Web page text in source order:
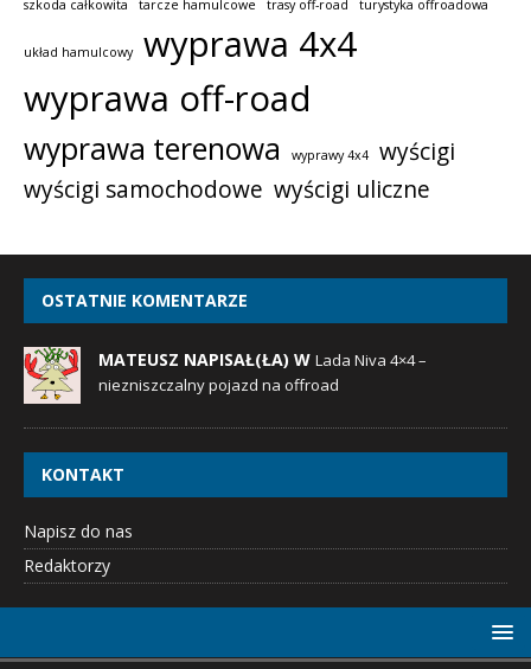
szkoda całkowita
tarcze hamulcowe trasy off-road turystyka offroadowa
układ hamulcowy
wyprawa 4x4
wyprawa off-road
wyprawa terenowa wyprawy 4x4
wyścigi
wyścigi samochodowe wyścigi uliczne
OSTATNIE KOMENTARZE
MATEUSZ NAPISAŁ(ŁA) W Lada Niva 4×4 –
niezniszczalny pojazd na offroad
KONTAKT
Napisz do nas
Redaktorzy